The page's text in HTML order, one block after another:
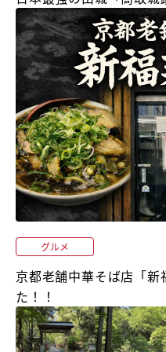
グルメ
京都老舗中華そば店「
た！！